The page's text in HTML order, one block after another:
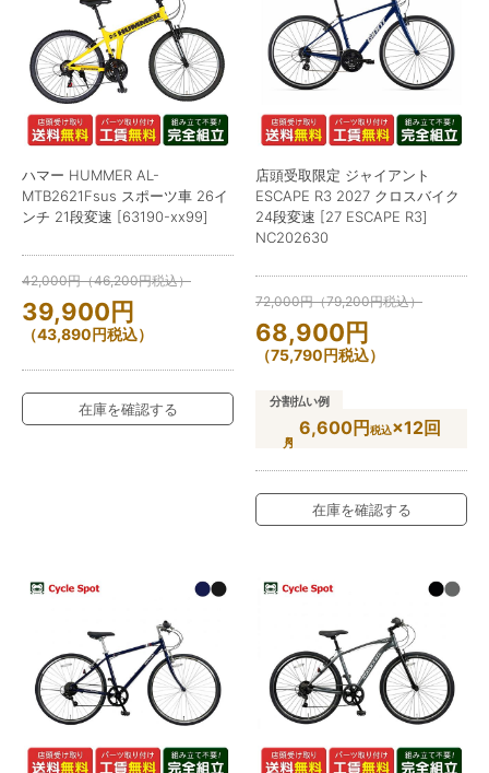
ハマー HUMMER AL-
MTB2621Fsus スポーツ車 26イ
ンチ 21段変速 [63190-xx99]
42,000円（46,200円税込）
39,900円
（43,890円税込）
在庫を確認する
店頭受取限定 ジャイアント
ESCAPE R3 2027 クロスバイク
24段変速 [27 ESCAPE R3]
NC202630
72,000円（79,200円税込）
68,900円
（75,790円税込）
分割払い例
6,600円税込×12回
在庫を確認する